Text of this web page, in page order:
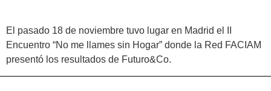
El pasado 18 de noviembre tuvo lugar en Madrid el II
Encuentro “No me llames sin Hogar” donde la Red FACIAM
presentó los resultados de Futuro&Co.